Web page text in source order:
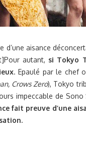
aisance
autant, si Tokyo
. Epaulé par le chef
Crows Zero), Tokyo
impeccable de Sono
fait preuve d’une